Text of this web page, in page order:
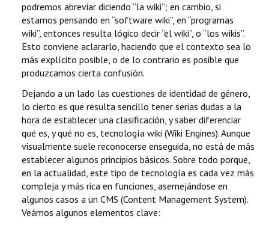
podremos abreviar diciendo “la wiki”; en cambio, si
estamos pensando en “software wiki”, en “programas
wiki”, entonces resulta lógico decir “el wiki”, o “los wikis”.
Esto conviene aclararlo, haciendo que el contexto sea lo
más explícito posible, o de lo contrario es posible que
produzcamos cierta confusión.
Dejando a un lado las cuestiones de identidad de género,
lo cierto es que resulta sencillo tener serias dudas a la
hora de establecer una clasificación, y saber diferenciar
qué es, y qué no es, tecnología wiki (Wiki Engines). Aunque
visualmente suele reconocerse enseguida, no está de más
establecer algunos principios básicos. Sobre todo porque,
en la actualidad, este tipo de tecnología es cada vez más
compleja y más rica en funciones, asemejándose en
algunos casos a un CMS (Content Management System).
Veámos algunos elementos clave: